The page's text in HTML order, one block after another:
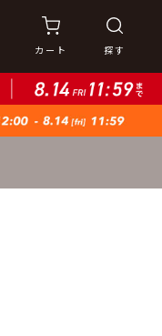
カート 探す